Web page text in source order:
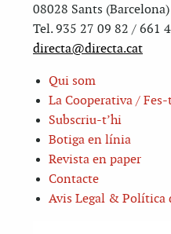
08028 Sants (Barcelona)
Tel. 935 27 09 82 / 661
directa@directa.cat
Qui som
La Cooperativa / Fes-
Subscriu-t’hi
Botiga en línia
Revista en paper
Contacte
Avis Legal & Política